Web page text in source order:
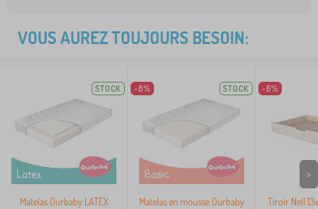
VOUS AUREZ TOUJOURS BESOIN:
STOCK
Matelas Ourbaby LATEX
-8% STOCK
Matelas en mousse Ourbaby
-6%
Tiroir Nell
>